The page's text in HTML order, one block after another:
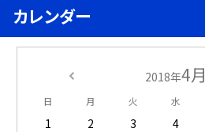
カレンダー
2018年4月
日 月 火 水
1 2 3 4